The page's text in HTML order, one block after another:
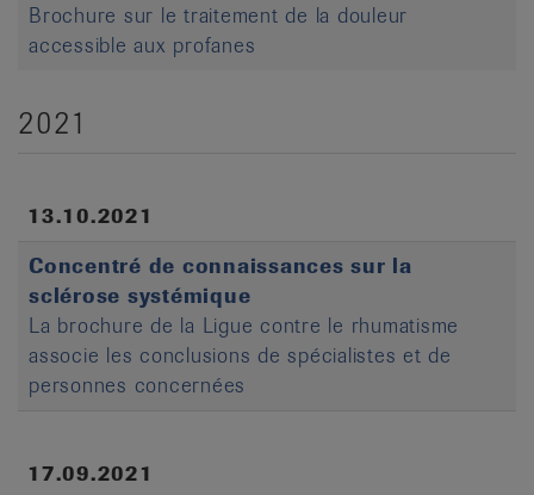
Brochure sur le traitement de la douleur
accessible aux profanes
2021
13.10.2021
Concentré de connaissances sur la
sclérose systémique
La brochure de la Ligue contre le rhumatisme
associe les conclusions de spécialistes et de
personnes concernées
17.09.2021